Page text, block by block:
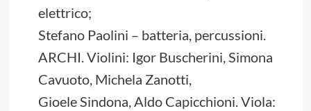
elettrico;
Stefano Paolini – batteria, percussioni.
ARCHI. Violini: Igor Buscherini, Simona
Cavuoto, Michela Zanotti,
Gioele Sindona, Aldo Capicchioni. Viola: